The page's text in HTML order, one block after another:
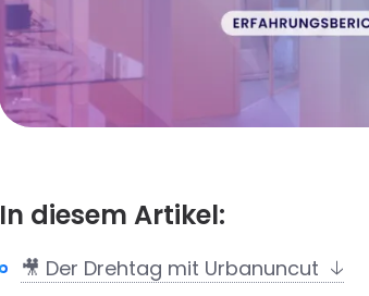
In diesem Artikel:
🎥 Der Drehtag mit Urbanuncut